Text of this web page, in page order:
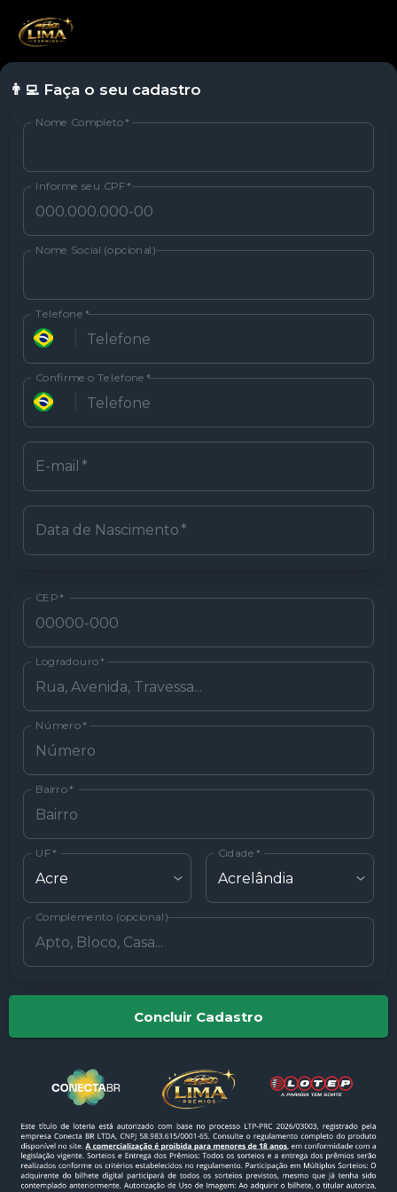
👨‍💻 Faça o seu cadastro
Nome Completo *
Informe seu CPF *
Nome Social (opcional)
Telefone *
Confirme o Telefone *
E-mail *
Data de Nascimento *
CEP *
Logradouro *
Número *
Bairro *
UF * Cidade *
Complemento (opcional)
Concluir Cadastro